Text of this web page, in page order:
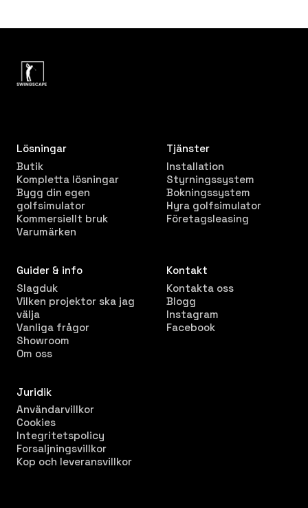
Lösningar
Butik
Kompletta lösningar
Bygg din egen
golfsimulator
Kommersiellt bruk
Varumärken
Tjänster
Installation
Styrningssystem
Bokningssystem
Hyra golfsimulator
Företagsleasing
Guider & info
Slagduk
Vilken projektor ska jag
välja
Vanliga frågor
Showroom
Om oss
Kontakt
Kontakta oss
Blogg
Instagram
Facebook
Juridik
Användarvillkor
Cookies
Integritetspolicy
Forsaljningsvillkor
Kop och leveransvillkor